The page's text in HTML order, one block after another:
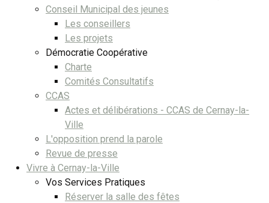
Conseil Municipal des jeunes
Les conseillers
Les projets
Démocratie Coopérative
Charte
Comités Consultatifs
CCAS
Actes et délibérations - CCAS de Cernay-la-
Ville
L'opposition prend la parole
Revue de presse
Vivre à Cernay-la-Ville
Vos Services Pratiques
Réserver la salle des fêtes